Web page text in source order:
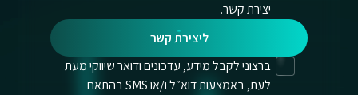
יצירת קשר.
ליצירת קשר
ברצוני לקבל מידע, עדכונים ודואר שיווקי מעת
לעת, באמצעות דוא״ל ו/או SMS בהתאם